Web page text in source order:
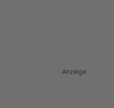
Anzeige